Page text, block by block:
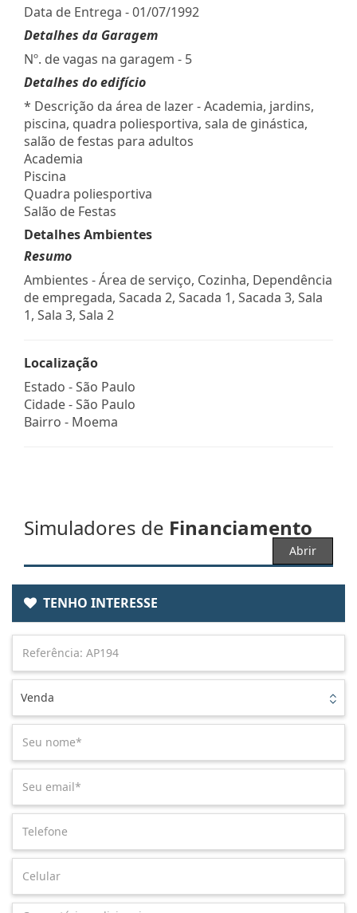
Data de Entrega - 01/07/1992
Detalhes da Garagem
Nº. de vagas na garagem - 5
Detalhes do edifício
* Descrição da área de lazer - Academia, jardins,
piscina, quadra poliesportiva, sala de ginástica,
salão de festas para adultos
Academia
Piscina
Quadra poliesportiva
Salão de Festas
Detalhes Ambientes
Resumo
Ambientes - Área de serviço, Cozinha, Dependência
de empregada, Sacada 2, Sacada 1, Sacada 3, Sala
1, Sala 3, Sala 2
Localização
Estado -São Paulo
Cidade -São Paulo
Bairro - Moema
Simuladores de Financiamento
Abrir
TENHO INTERESSE
Venda